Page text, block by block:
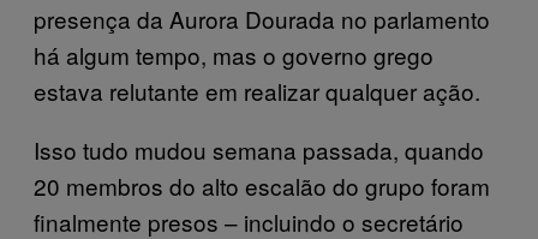
presença da Aurora Dourada no parlamento
há algum tempo, mas o governo grego
estava relutante em realizar qualquer ação.
Isso tudo mudou semana passada, quando
20 membros do alto escalão do grupo foram
finalmente presos – incluindo o secretário